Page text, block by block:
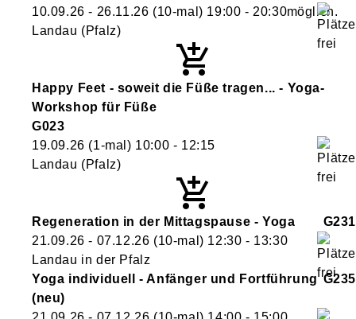
10.09.26 - 26.11.26 (10-mal) 19:00 - 20:30
Landau (Pfalz)
Happy Feet - soweit die Füße tragen... - Yoga-
Workshop für Füße
G023
19.09.26 (1-mal) 10:00 - 12:15
Landau (Pfalz)
Regeneration in der Mittagspause - Yoga
G231
21.09.26 - 07.12.26 (10-mal) 12:30 - 13:30
Landau in der Pfalz
Yoga individuell - Anfänger und Fortführung G235
neu